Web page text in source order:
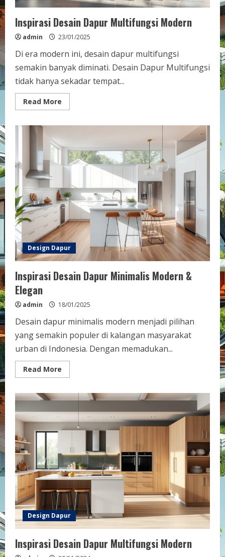
Inspirasi Desain Dapur Multifungsi Modern
admin 23/01/2025
Di era modern ini, desain dapur multifungsi
semakin banyak diminati. Desain Dapur Multifungsi
tidak hanya sekadar tempat...
Read More
more
Modern
Design Dapur
Inspirasi Desain Dapur Minimalis Modern &
Elegan
admin 18/01/2025
Desain dapur minimalis modern menjadi pilihan
yang semakin populer di kalangan masyarakat
urban di Indonesia. Dengan memadukan...
Read More
more
Desain
Dapur
Minimalis
Modern
&
Elegan
Design Dapur
Inspirasi Desain Dapur Multifungsi Modern